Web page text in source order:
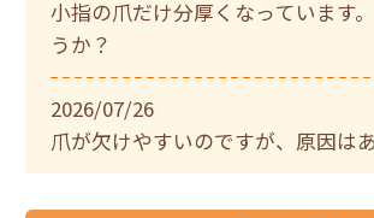
小指の爪だけ分厚くなっています
うか？
2026/07/26
爪が欠けやすいのですが、原因は